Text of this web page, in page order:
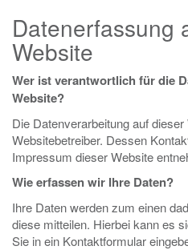
Datenerfassung
Website
Wer ist verantwortlich für die
Website?
Die Datenverarbeitung auf
Websitebetreiber. Dessen
Impressum dieser Website
Wie erfassen wir Ihre Daten?
Ihre Daten werden zum einen
diese mitteilen. Hierbei kann es
Sie in ein Kontaktformular